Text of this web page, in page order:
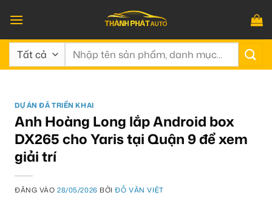
qua
nội
dung
Tìm
DỰ ÁN ĐÃ TRIỂN KHAI
Anh Hoàng Long lắp Android box
DX265 cho Yaris tại Quận 9 để xem
giải trí
ĐĂNG VÀO28/05/2026 BỞIĐỖ VĂN VIỆT